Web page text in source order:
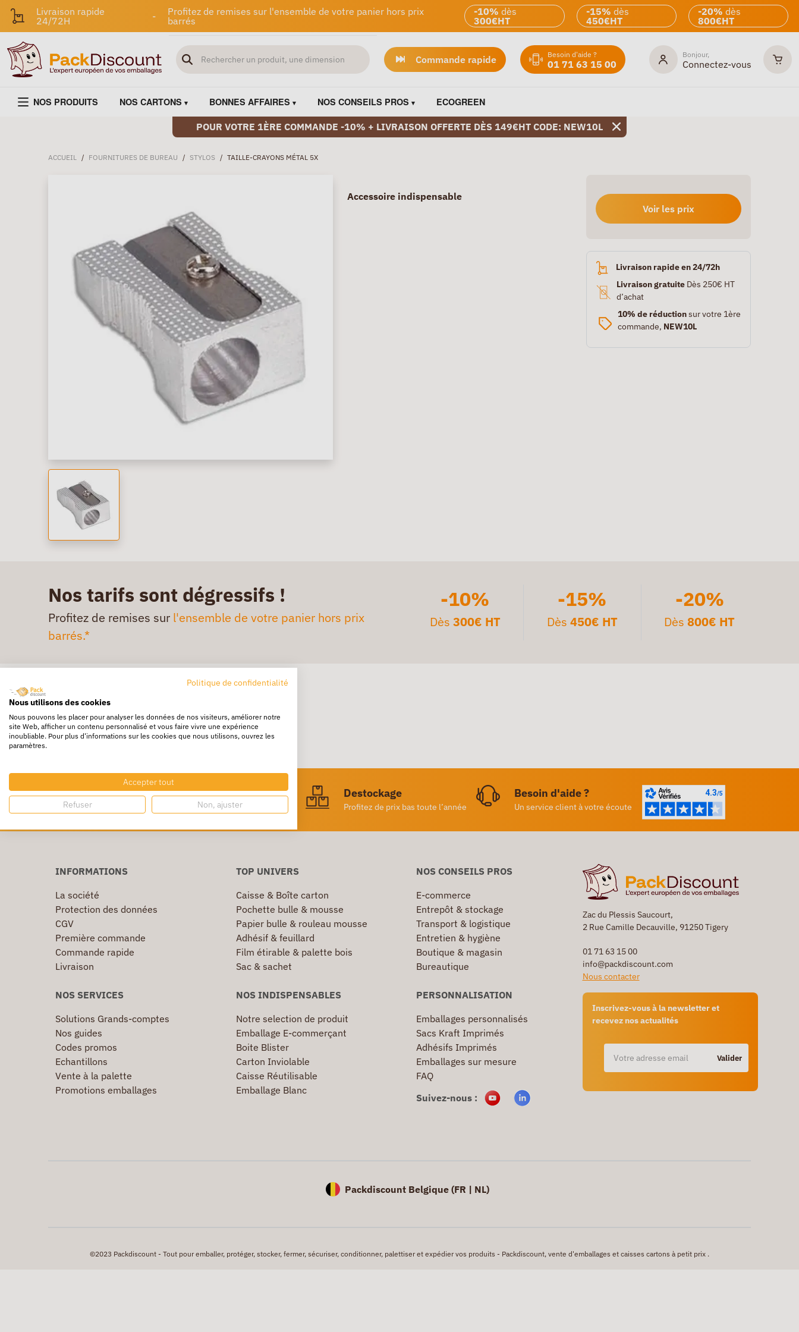
Livraison rapide
24/72H
-
Profitez de remises sur l'ensemble de votre panier hors prix
barrés
-10% dès
300€HT
-15% dès
450€HT
-20% dès
800€HT
Commande rapide Besoin d'aide ?
01 71 63 15 00
Bonjour,
Connectez-vous
NOS PRODUITS NOS CARTONS BONNES AFFAIRES NOS CONSEILS PROS ECOGREEN
POUR VOTRE 1ÈRE COMMANDE -10% + LIVRAISON OFFERTE DÈS 149€HT CODE: NEW10L
ACCUEIL / FOURNITURES DE BUREAU / STYLOS / TAILLE-CRAYONS MÉTAL 5X
Accessoire indispensable
Voir les prix
Livraison rapide en 24/72h
Livraison gratuiteDès 250€ HT
d’achat
10% de réductionsur votre 1ère
commande, NEW10L
Nos tarifs sont dégressifs !
Profitez de remises sur l'ensemble de votre panier hors prix
barrés.*
-10%
Dès 300€ HT
-15%
Dès 450€ HT
-20%
Dès800€ HT
Livraison rapide
24/72h partout en europe
Livraison gratuite
Dès 250€ HT d’achat
Destockage
Profitez de prix bas toute l’année
Besoin d'aide ?
Un service client à votre écoute
Zac du Plessis Saucourt,
2 Rue Camille Decauville, 91250 Tigery
01 71 63 15 00
info@packdiscount.com
Nous contacter
Inscrivez-vous à la newsletter et
recevez nos actualités
Valider
INFORMATIONS
La société
Protection des données
CGV
Première commande
Commande rapide
Livraison
TOP UNIVERS
Caisse & Boîte carton
Pochette bulle & mousse
Papier bulle & rouleau mousse
Adhésif & feuillard
Film étirable & palette bois
Sac & sachet
NOS CONSEILS PROS
E-commerce
Entrepôt & stockage
Transport & logistique
Entretien & hygiène
Boutique & magasin
Bureautique
NOS SERVICES
Solutions Grands-comptes
Nos guides
Codes promos
Echantillons
Vente à la palette
Promotions emballages
NOS INDISPENSABLES
Notre selection de produit
Emballage E-commerçant
Boite Blister
Carton Inviolable
Caisse Réutilisable
Emballage Blanc
PERSONNALISATION
Emballages personnalisés
Sacs Kraft Imprimés
Adhésifs Imprimés
Emballages sur mesure
FAQ
Suivez-nous :
Packdiscount Belgique (FR | NL)
©2023 Packdiscount - Tout pour emballer, protéger, stocker, fermer, sécuriser, conditionner, palettiser et expédier vos produits - Packdiscount, vente d'emballages et caisses cartons à petit prix .
Politique de confidentialité
Nous utilisons des cookies
Nous pouvons les placer pour analyser les données de nos visiteurs, améliorer notre
site Web, afficher un contenu personnalisé et vous faire vivre une expérience
inoubliable. Pour plus d'informations sur les cookies que nous utilisons, ouvrez les
paramètres.
Accepter tout
Refuser Non, ajuster